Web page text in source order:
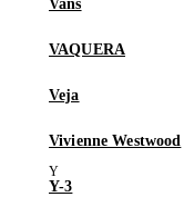
Vans
VAQUERA
Veja
Vivienne Westwood
Y-3